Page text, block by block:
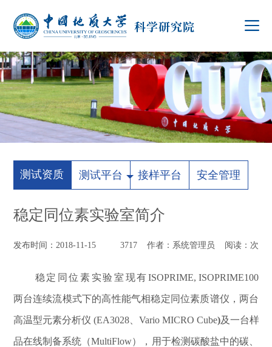
测试资质 测试平台 接样平台 安全管理
稳定同位素实验室简介
发布时间：2018-11-15 作者：系统管理员 阅读：
3717 次
稳定同位素实验室现有ISOPRIME, ISOPRIME100
两台连续流模式下的高性能气相稳定同位素质谱仪，两台
高温型元素分析仪 (EA3028、Vario MICRO Cube)及一台样
品在线制备系统（MultiFlow），用于检测碳酸盐中的碳、